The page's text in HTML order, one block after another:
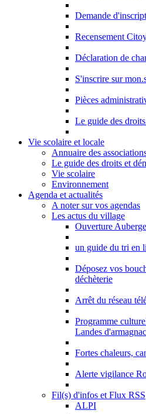
Demande
Recensement
Déclaration de
S'inscrire sur
Pièces
Le guide des
Vie scolaire et locale
Annuaire des
Le guide des droits et
Vie scolaire
Environnement
Agenda et actualités
A noter sur vos agendas
Les actus du village
Ouverture
un guide du tri en
Déposez vos
déchèterie
Arrêt du réseau
Programme
Landes d'armagnac
Fortes chaleurs,
Alerte vigilance
Fil(s) d'infos et Flux RSS
ALPI